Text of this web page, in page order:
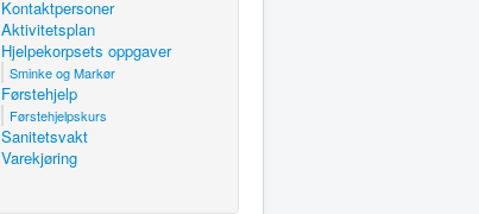
Kontaktpersoner
Aktivitetsplan
Hjelpekorpsets oppgaver
Sminke og Markør
Førstehjelp
Førstehjelpskurs
Sanitetsvakt
Varekjøring